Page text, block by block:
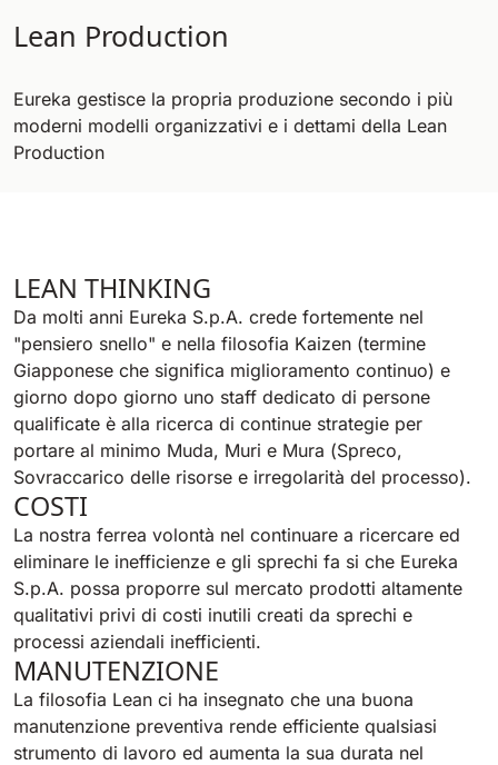
Lean Production
Eureka gestisce la propria produzione secondo i più
moderni modelli organizzativi e i dettami della Lean
Production
LEAN THINKING
Da molti anni Eureka S.p.A. crede fortemente nel
"pensiero snello" e nella filosofia Kaizen (termine
Giapponese che significa miglioramento continuo) e
giorno dopo giorno uno staff dedicato di persone
qualificate è alla ricerca di continue strategie per
portare al minimo Muda, Muri e Mura (Spreco,
Sovraccarico delle risorse e irregolarità del processo).
COSTI
La nostra ferrea volontà nel continuare a ricercare ed
eliminare le inefficienze e gli sprechi fa si che Eureka
S.p.A. possa proporre sul mercato prodotti altamente
qualitativi privi di costi inutili creati da sprechi e
processi aziendali inefficienti.
MANUTENZIONE
La filosofia Lean ci ha insegnato che una buona
manutenzione preventiva rende efficiente qualsiasi
strumento di lavoro ed aumenta la sua durata nel